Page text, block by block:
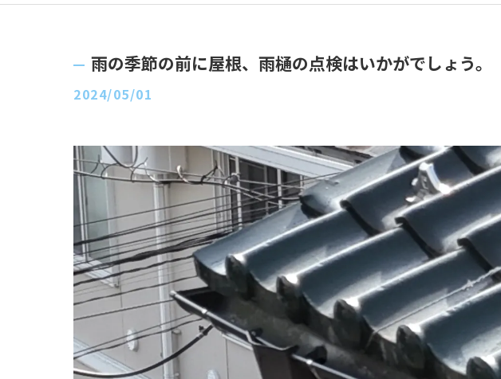
雨の季節の前に屋根、雨樋の点検はいかがでしょう。
2024/05/01